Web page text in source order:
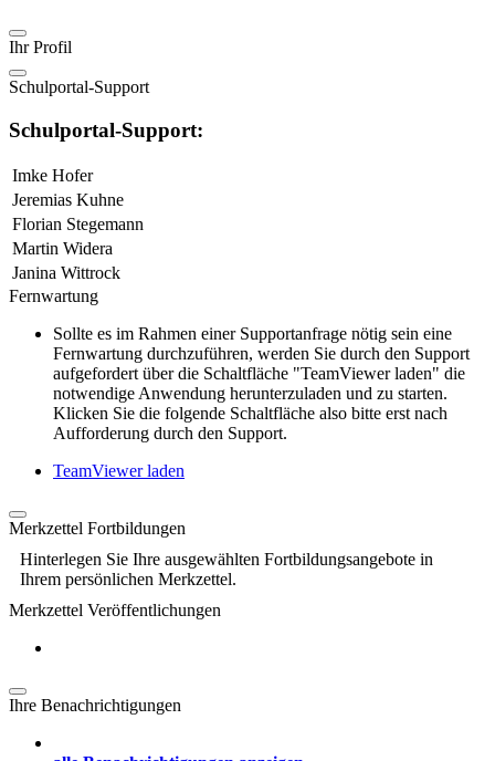
Ihr Profil
Schulportal-Support
Schulportal-Support:
Imke Hofer
Jeremias Kuhne
Florian Stegemann
Martin Widera
Janina Wittrock
Fernwartung
Sollte es im Rahmen einer Supportanfrage nötig sein eine
Fernwartung durchzuführen, werden Sie durch den Support
aufgefordert über die Schaltfläche "TeamViewer laden" die
notwendige Anwendung herunterzuladen und zu starten.
Klicken Sie die folgende Schaltfläche also bitte erst nach
Aufforderung durch den Support.
TeamViewer laden
Merkzettel Fortbildungen
Hinterlegen Sie Ihre ausgewählten Fortbildungsangebote in
Ihrem persönlichen Merkzettel.
Merkzettel Veröffentlichungen
Ihre Benachrichtigungen